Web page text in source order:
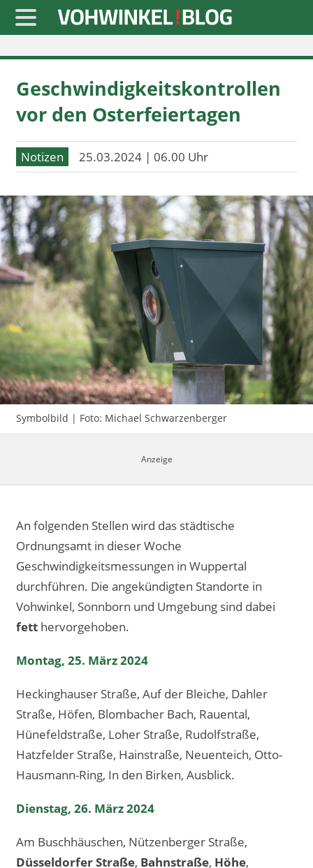
Startseite
» Blaulicht
» Freizeit
» Notizen
» Politik
» Sport
» Wirtschaft
Werbung
Datenschutz
Impressum
Geschwindigkeitskontrollen
vor den Osterfeiertagen
Notizen 25.03.2024 | 06.00 Uhr
Symbolbild | Foto: Michael Schwarzenberger
An folgenden Stellen wird das städtische
Ordnungsamt in dieser Woche
Geschwindigkeitsmessungen in Wuppertal
durchführen. Die angekündigten Standorte in
Vohwinkel, Sonnborn und Umgebung sind dabei
fett hervorgehoben.
Montag, 25. März 2024
Heckinghauser Straße, Auf der Bleiche, Dahler
Straße, Höfen, Blombacher Bach, Rauental,
Hünefeldstraße, Loher Straße, Rudolfstraße,
Hatzfelder Straße, Hainstraße, Neuenteich, Otto-
Hausmann-Ring, In den Birken, Ausblick.
Dienstag, 26. März 2024
Am Buschhäuschen, Nützenberger Straße,
Düsseldorfer Straße, Bahnstraße, Höhe,